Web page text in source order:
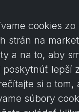
2014 - 2026
cookies zo
strán na
a na to, aby
poskytnúť lepší
si o tom,
súbory